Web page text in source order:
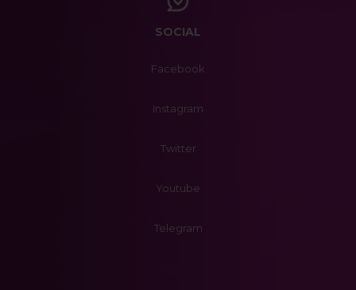
SOCIAL
Facebook
Instagram
Twitter
Youtube
Telegram